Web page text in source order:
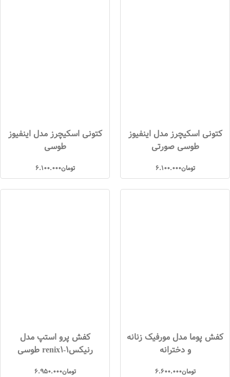
کتونی اسکیچرز مدل اینفیوز
طوسی صورتی
تومان6.100.000
کتونی اسکیچرز مدل اینفیوز
طوسی
تومان6.100.000
کفش پوما مدل مورفیک زنانه
و دخترانه
تومان6.600.000
کفش پرو استپ مدل
رنیکس1-renix1 طوسی
تومان6.950.000